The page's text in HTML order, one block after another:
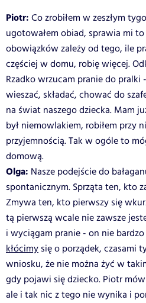
Piotr: Co zrobiłem w zeszłym
ugotowałem obiad, sprawia mi
obowiązków zależy od tego, ile
częściej w domu, robię więcej.
Rzadko wrzucam pranie do pralki
wieszać, składać, chować do
na świat naszego dziecka. Mam
był niemowlakiem, robiłem przy
przyjemnością. Tak w ogóle to
domową.
Olga: Nasze podejście do
spontanicznym. Sprząta ten, kto
Zmywa ten, kto pierwszy się
tą pierwszą wcale nie zawsze
i wyciągam pranie - on nie
kłócimy się o porządek, czasami
wniosku, że nie można żyć w
gdy pojawi się dziecko. Piotr
ale i tak nic z tego nie wynika i